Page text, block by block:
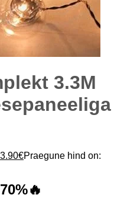
3.3M
€Praegune hind on: